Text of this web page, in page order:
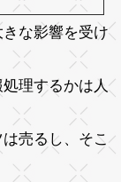
な影響を受け
理するかは人
売るし、そこ